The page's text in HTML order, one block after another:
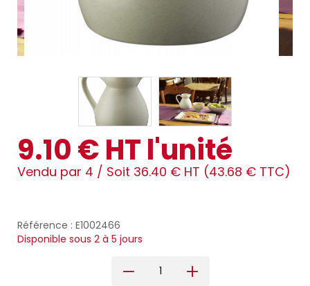
9.10 € HT l'unité
Vendu par 4 / Soit 36.40 € HT (43.68 € TTC)
Référence : E1002466
Disponible sous 2 à 5 jours